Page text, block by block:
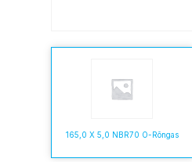
165,0 X 5,0 NBR70 O-Rõngas